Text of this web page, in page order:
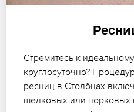
Стремитесь к
круглосуточно?
ресниц в Столбцах
шелковых или норковых